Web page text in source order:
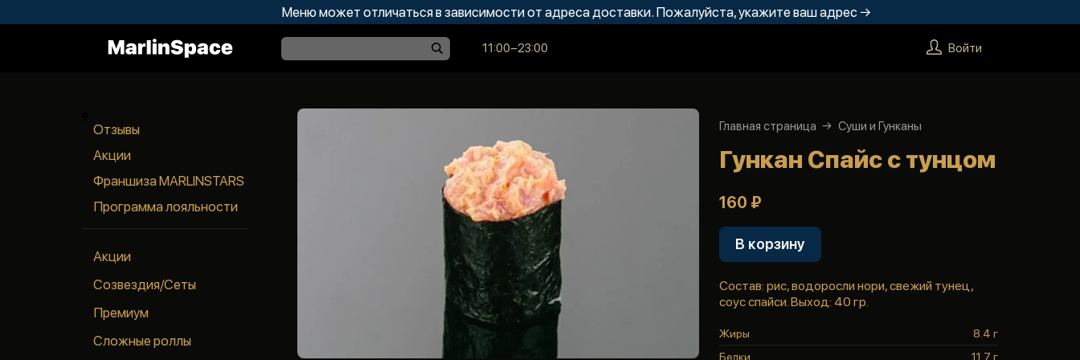
Меню может отличаться в зависимости от адреса доставки. Пожалуйста, укажите ваш адрес →
11:00−23:00 Войти
Отзывы
Акции
Франшиза MARLINSTARS
Программа лояльности
Акции
Созвездия/Сеты
Премиум
Сложные роллы
Главная страница Суши и Гунканы
Гункан Спайс с тунцом
160 ₽
В корзину
Состав: рис, водоросли нори, свежий тунец,
соус спайси. Выход: 40 гр.
Жиры
8.4 г
Белки
11.7 г